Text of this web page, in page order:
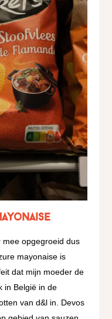
mee opgegroeid dus
mayonaise is
dat mijn moeder de
in België in de
van d&l in. Devos